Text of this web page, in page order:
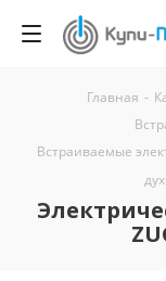
Главная -
Встраиваемые